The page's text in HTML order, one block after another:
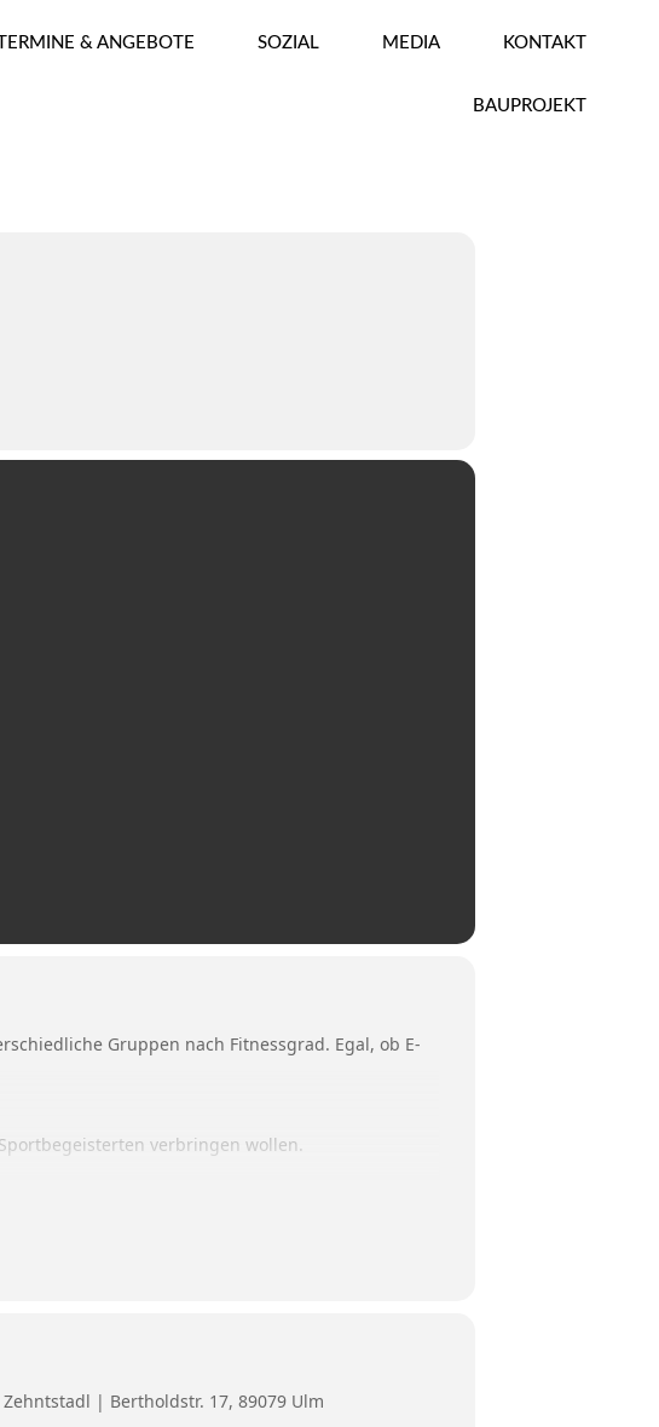
& ANGEBOTE SOZIAL MEDIA KONTAKT
BAUPROJEKT
Gruppen nach Fitnessgrad. Egal, ob E-
verbringen wollen.
in den Sattel schwingen und bis zum
Zehntstadl | Bertholdstr. 17, 89079 Ulm